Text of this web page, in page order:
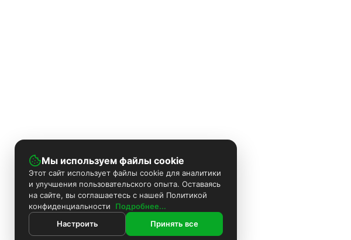
Мы используем файлы cookie
Этот сайт использует файлы cookie для аналитики
и улучшения пользовательского опыта. Оставаясь
на сайте, вы соглашаетесь с нашей Политикой
конфиденциальности
Подробнее...
Настроить
Принять все